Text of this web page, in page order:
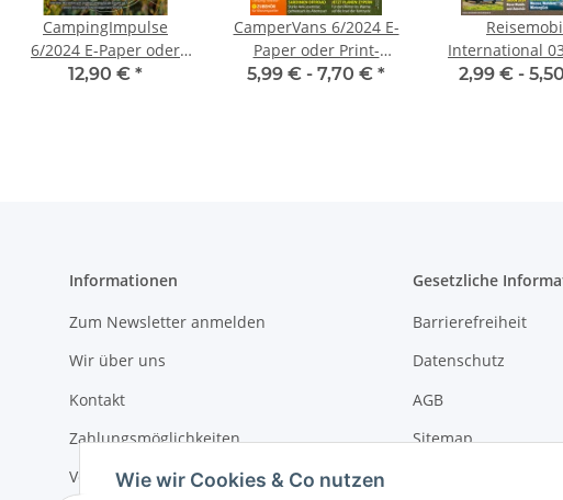
CampingImpulse
6/2024 E-Paper oder
Print-Ausgabe
12,90 € *
CamperVans 6/2024 E-
Paper oder Print-
Ausgabe
5,99 € - 7,70 € *
International
E-Paper oder
2,99 € -
Informationen
Zum Newsletter anmelden
Wir über uns
Kontakt
Zahlungsmöglichkeiten
Versandinformationen
Gesetzliche
Barrierefreiheit
Datenschutz
AGB
Sitemap
Wie wir Cookies & Co nutzen